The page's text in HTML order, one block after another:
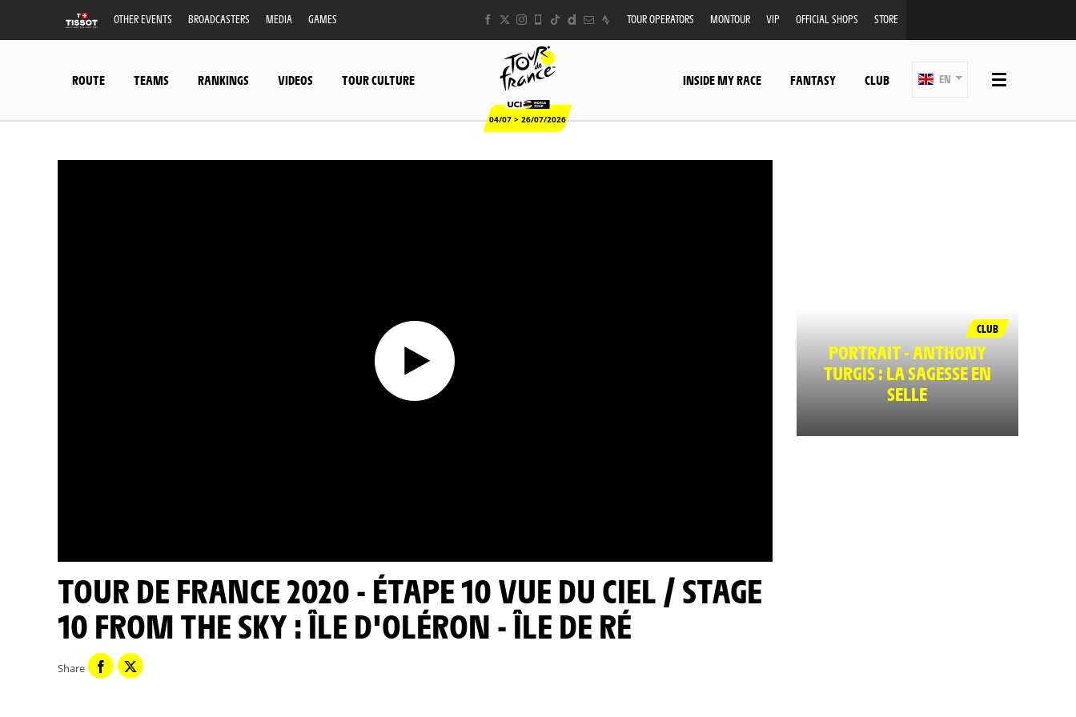
OTHER EVENTS BROADCASTERS MEDIA GAMES TOUR OPERATORS MONTOUR VIP OFFICIAL SHOPS STORE
ROUTE TEAMS RANKINGS VIDEOS TOUR CULTURE
04/07 > 26/07/2026
INSIDE MY RACE FANTASY CLUB EN
TOUR DE FRANCE 2020 - ÉTAPE 10 VUE DU CIEL / STAGE
10 FROM THE SKY : ÎLE D'OLÉRON - ÎLE DE RÉ
Share
CLUB
PORTRAIT - ANTHONY
TURGIS : LA SAGESSE EN
SELLE